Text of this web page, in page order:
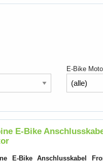
E-Bike
E-Bike
E-Bike Anschlusskabel